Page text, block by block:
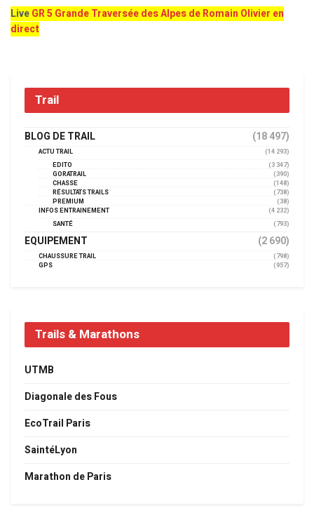
LiveGR 5 Grande Traversée des Alpes de Romain Olivier en
direct
Trail
BLOG DE TRAIL (18 497)
ACTU TRAIL
(14 293)
EDITO
(3 347)
GORATRAIL
(390)
CHASSE
(148)
RÉSULTATS TRAILS
(738)
PREMIUM
(38)
INFOS ENTRAINEMENT
(4 232)
SANTÉ
(793)
EQUIPEMENT (2 690)
CHAUSSURE TRAIL
(798)
GPS
(957)
Trails & Marathons
UTMB
Diagonale des Fous
EcoTrail Paris
SaintéLyon
Marathon de Paris